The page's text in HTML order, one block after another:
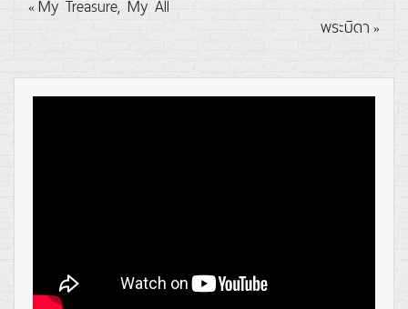
« My Treasure, My All
พระบิดา »